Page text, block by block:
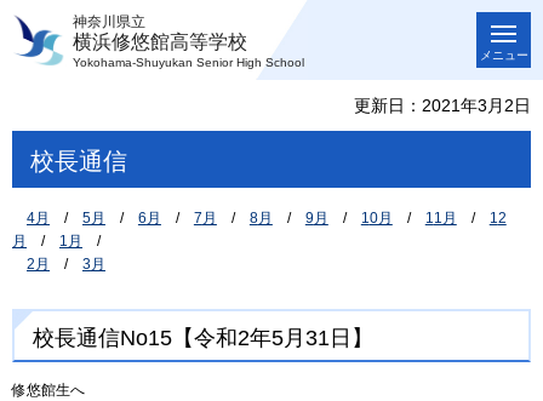
神奈川県立
横浜修悠館高等学校
Yokohama-Shuyukan Senior High School
メニュー
更新日：2021年3月2日
校長通信
4月 / 5月 / 6 月 / 7 月 / 8月 / 9月 / 10月 / 11月 / 12
月
/ 1 月
/
2 月 / 3月
校長通信No15【令和2年5月31日】
修悠館生へ